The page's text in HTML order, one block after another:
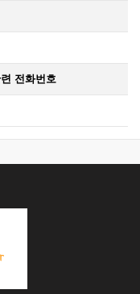
전화번호